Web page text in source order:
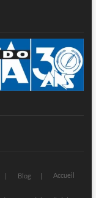
Blog Accueil